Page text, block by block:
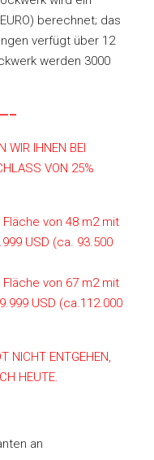
berechnet; das
verfügt über 12
werden 3000
WIR IHNEN BEI
VON 25%
von 48 m2 mit
USD (ca. 93.500
von 67 m2 mit
USD (ca.112.000
NICHT ENTGEHEN,
HEUTE.
an